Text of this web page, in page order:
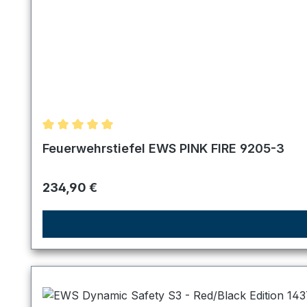
Durchschnittliche Bewertung von 5 von 5 Sternen
Feuerwehrstiefel EWS PINK FIRE 9205-3
Regulärer Preis:
234,90 €